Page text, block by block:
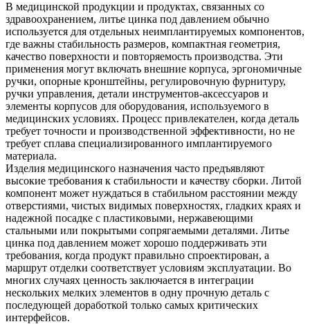
В медицинской продукции и продуктах, связанных со
здравоохранением, литье цинка под давлением обычно
используется для отдельных неимплантируемых компонентов,
где важны стабильность размеров, компактная геометрия,
качество поверхности и повторяемость производства. Эти
применения могут включать внешние корпуса, эргономичные
ручки, опорные кронштейны, регулировочную фурнитуру,
ручки управления, детали инструментов-аксессуаров и
элементы корпусов для оборудования, используемого в
медицинских условиях. Процесс привлекателен, когда деталь
требует точности и производственной эффективности, но не
требует сплава специализированного имплантируемого
материала.
Изделия медицинского назначения часто предъявляют
высокие требования к стабильности и качеству сборки. Литой
компонент может нуждаться в стабильном расстоянии между
отверстиями, чистых видимых поверхностях, гладких краях и
надежной посадке с пластиковыми, нержавеющими
стальными или покрытыми сопрягаемыми деталями. Литье
цинка под давлением может хорошо поддерживать эти
требования, когда продукт правильно спроектирован, а
маршрут отделки соответствует условиям эксплуатации. Во
многих случаях ценность заключается в интеграции
нескольких мелких элементов в одну прочную деталь с
последующей доработкой только самых критических
интерфейсов.